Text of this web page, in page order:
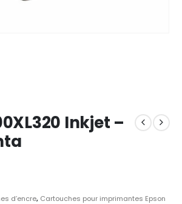
Inkjet –
d’encre, Cartouches pour imprimantes Epson